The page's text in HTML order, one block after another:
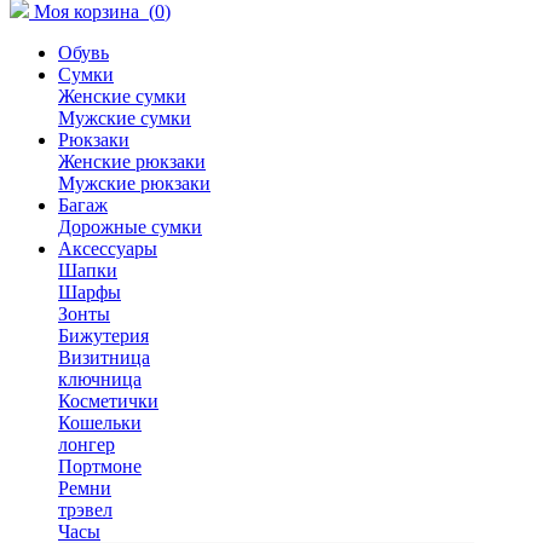
Моя корзина (0)
Обувь
Сумки
Женские сумки
Мужские сумки
Рюкзаки
Женские рюкзаки
Мужские рюкзаки
Багаж
Дорожные сумки
Аксессуары
Шапки
Шарфы
Зонты
Бижутерия
Визитница
ключница
Косметички
Кошельки
лонгер
Портмоне
Ремни
трэвел
Часы